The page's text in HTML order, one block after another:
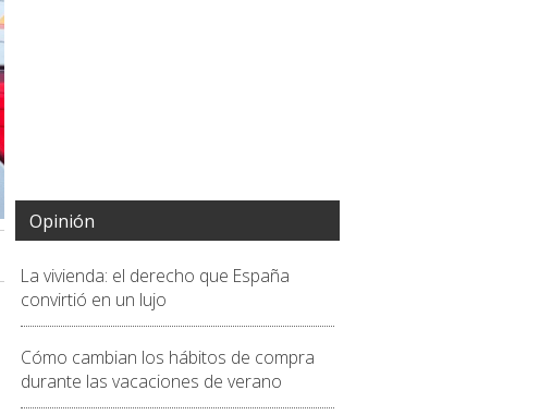
Opinión
La vivienda: el derecho que España
convirtió en un lujo
Cómo cambian los hábitos de compra
durante las vacaciones de verano